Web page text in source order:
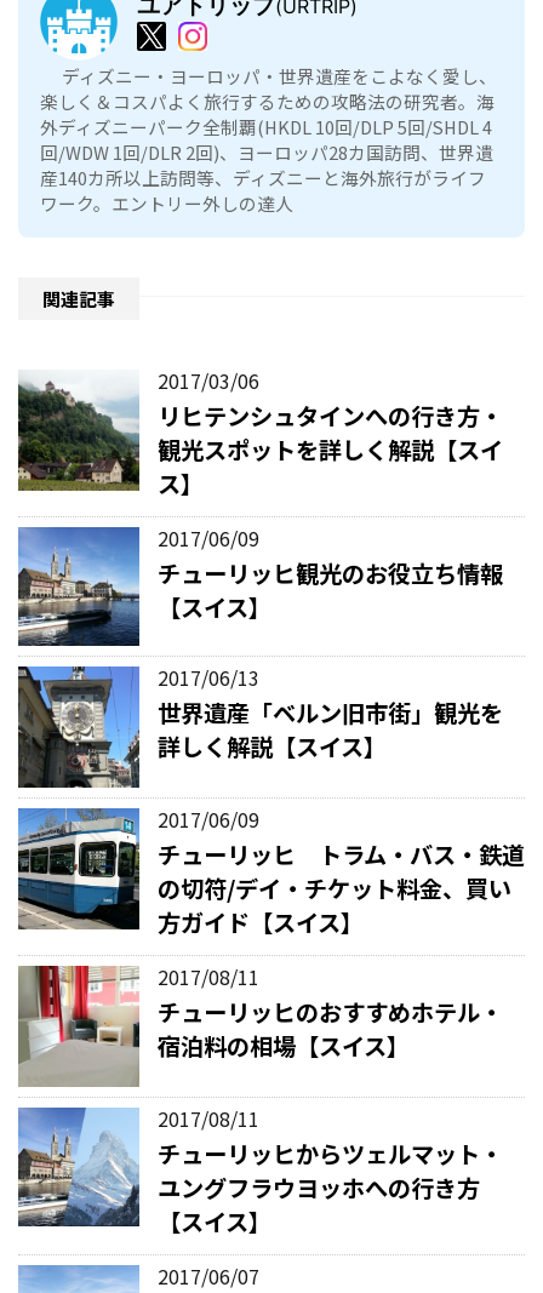
(URTRIP)
ディズニー・ヨーロッパ・世界遺産をこよなく愛し、
楽しく＆コスパよく旅行するための攻略法の研究者。海
外ディズニーパーク全制覇(HKDL 10回/DLP 5回/SHDL 4
回/WDW 1回/DLR 2回)、ヨーロッパ28カ国訪問、世界遺
産140カ所以上訪問等、ディズニーと海外旅行がライフ
ワーク。エントリー外しの達人
関連記事
2017/03/06
リヒテンシュタインへの行き方・
観光スポットを詳しく解説【スイ
ス】
2017/06/09
チューリッヒ観光のお役立ち情報
【スイス】
2017/06/13
世界遺産「ベルン旧市街」観光を
詳しく解説【スイス】
2017/06/09
チューリッヒ トラム・バス・鉄道
の切符/デイ・チケット料金、買い
方ガイド【スイス】
2017/08/11
チューリッヒのおすすめホテル・
宿泊料の相場【スイス】
2017/08/11
チューリッヒからツェルマット・
ユングフラウヨッホへの行き方
【スイス】
2017/06/07